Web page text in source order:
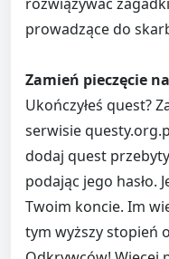
prowadzące do
Zamień pieczęcie
Ukończyłeś quest?
serwisie
dodaj quest
podając jego hasło.
Twoim koncie. Im
tym wyższy stopień